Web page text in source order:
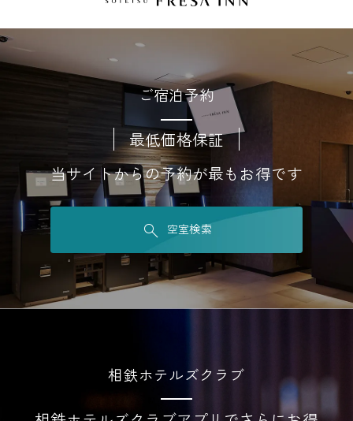
ご宿泊予約
最低価格保証
当サイトからの予約が最もお得です
空室検索
相鉄ホテルズクラブ